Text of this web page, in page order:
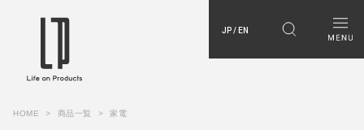
JP / EN
HOME 商品一覧 家電